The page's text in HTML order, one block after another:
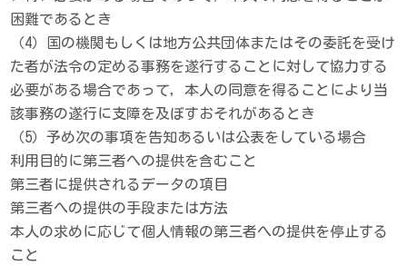
困難であるとき
（4）国の機関もしくは地方公共団体またはその委託を受け
た者が法令の定める事務を遂行することに対して協力する
必要がある場合であって，本人の同意を得ることにより当
該事務の遂行に支障を及ぼすおそれがあるとき
（5）予め次の事項を告知あるいは公表をしている場合
利用目的に第三者への提供を含むこと
第三者に提供されるデータの項目
第三者への提供の手段または方法
本人の求めに応じて個人情報の第三者への提供を停止する
こと